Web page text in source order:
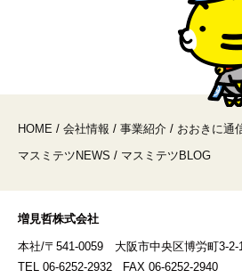
HOME / 会社情報 / 事業紹介 / おおきに通
マスミテツNEWS / マスミテツBLOG
増見哲株式会社
本社/〒541-0059 大阪市中央区博労町3-2-
TEL 06-6252-2932 FAX 06-6252-2940